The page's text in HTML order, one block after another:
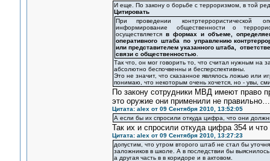
И еще. По закону о борьбе с терроризмом, в той
Цитировать
При проведении контртеррористической
информирование общественности о
осуществляется в формах и объеме,
оперативного штаба по управлению
или представителем указанного штаба,
связи с общественностью.
Так что, он мог говорить то, что считал нужным на
абсолютно беспочвенны и бесперспективны.
Это не значит, что сказанное являлось ложью или
понимаю, что некоторым очень хочется, но - увы,
По закону сотрудники МВД имеют право
это оружие они применили не правильно…
Цитата: alex от 09 Сентября 2010, 13:52:05
А если бы их спросили откуда цифра, что они
Так их и спросили откуда цифра 354 и что
Цитата: alex от 09 Сентября 2010, 13:27:23
допустим, что утром второго штаб не стал бы
заложников в школе. А в последствии бы
а другая часть в в коридоре и в актовом.